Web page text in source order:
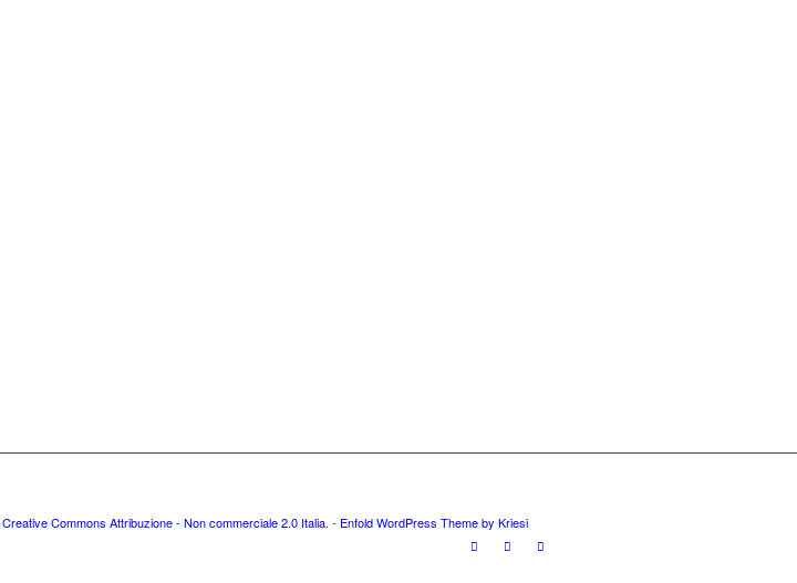
Creative Commons Attribuzione - Non commerciale 2.0 Italia. - Enfold WordPress Theme by Kriesi